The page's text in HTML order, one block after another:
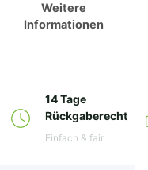
Weitere
Informationen
14 Tage
Rückgaberecht
Einfach & fair